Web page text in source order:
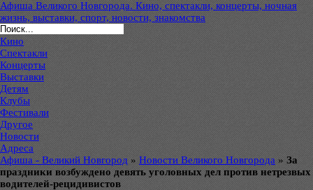
Афиша Великого Новгорода. Кино, спектакли, концерты, ночная
жизнь, выставки, спорт, новости, знакомства
Кино
Спектакли
Концерты
Выставки
Детям
Клубы
Фестивали
Другое
Новости
Адреса
Афиша - Великий Новгород » Новости Великого Новгорода » За
праздники возбуждено девять уголовных дел против нетрезвых
водителей-рецидивистов